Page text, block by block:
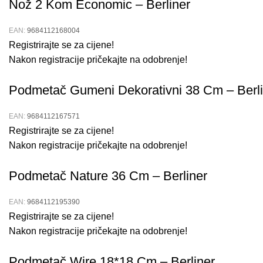
Nož 2 Kom Economic – Berliner
EAN: 9684112168004
Registrirajte se za cijene!
Nakon registracije pričekajte na odobrenje!
Podmetač Gumeni Dekorativni 38 Cm –
EAN: 9684112167571
Registrirajte se za cijene!
Nakon registracije pričekajte na odobrenje!
Podmetač Nature 36 Cm – Berliner
EAN: 9684112195390
Registrirajte se za cijene!
Nakon registracije pričekajte na odobrenje!